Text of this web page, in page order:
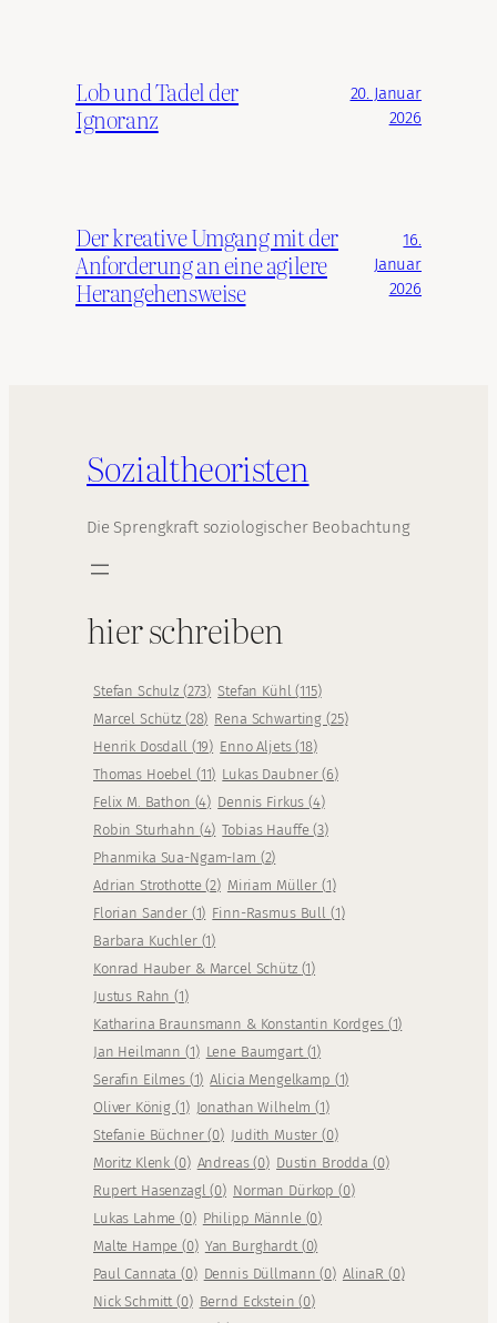
Lob und Tadel der
Ignoranz
20. Januar
2026
Der kreative Umgang mit der
Anforderung an eine agilere
Herangehensweise
16.
Januar
2026
Sozialtheoristen
Die Sprengkraft soziologischer Beobachtung
hier schreiben
Stefan Schulz (273) Stefan Kühl(115)
Marcel Schütz (28) Rena Schwarting (25)
Henrik Dosdall (19) Enno Aljets(18)
Thomas Hoebel (11) Lukas Daubner(6)
Felix M. Bathon (4) Dennis Firkus(4)
Robin Sturhahn (4) Tobias Hauffe(3)
Phanmika Sua-Ngam-Iam (2)
Adrian Strothotte(2) Miriam Müller (1)
Florian Sander (1) Finn-Rasmus Bull (1)
Barbara Kuchler (1)
Konrad Hauber & Marcel Schütz (1)
Justus Rahn(1)
Katharina Braunsmann & Konstantin Kordges (1)
Jan Heilmann(1) Lene Baumgart (1)
Serafin Eilmes (1) Alicia Mengelkamp (1)
Oliver König(1) Jonathan Wilhelm(1)
Stefanie Büchner(0) Judith Muster (0)
Moritz Klenk(0) Andreas(0) Dustin Brodda (0)
Rupert Hasenzagl(0) Norman Dürkop (0)
Lukas Lahme(0) Philipp Männle (0)
Malte Hampe(0) Yan Burghardt (0)
Paul Cannata(0) Dennis Düllmann(0) AlinaR (0)
Nick Schmitt(0) Bernd Eckstein(0)